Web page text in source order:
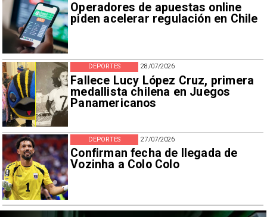
Operadores de apuestas online
piden acelerar regulación en Chile
28/07/2026
Fallece Lucy López Cruz, primera
medallista chilena en Juegos
Panamericanos
DEPORTES
27/07/2026
Confirman fecha de llegada de
Vozinha a Colo Colo
DEPORTES